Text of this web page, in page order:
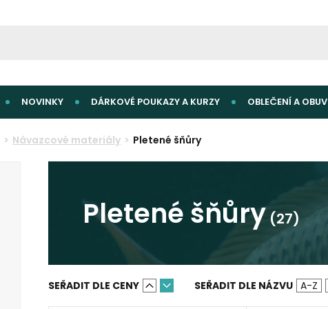
NOVINKY DÁRKOVÉ POUKAZY A KURZY OBLEČENÍ A OBUV
Návazcové materiály Pletené šňůry
Pletené šňůry (27)
SEŘADIT DLE CENY SEŘADIT DLE NÁZVU A-Z